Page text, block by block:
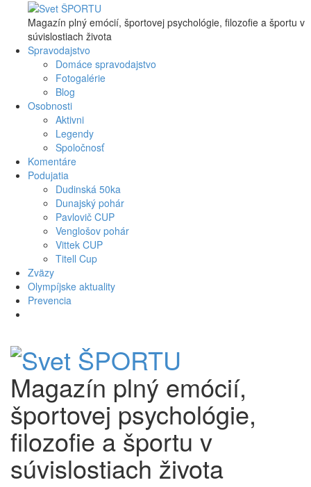
Skip to main content
Magazín plný emócií, športovej psychológie, filozofie a športu v
súvislostiach života
Spravodajstvo
Domáce spravodajstvo
Fotogalérie
Blog
Osobnosti
Aktivni
Legendy
Spoločnosť
Komentáre
Podujatia
Dudinská 50ka
Dunajský pohár
Pavlovič CUP
Venglošov pohár
Vittek CUP
Titell Cup
Zväzy
Olympíjske aktuality
Prevencia
Magazín plný emócií,
športovej psychológie,
filozofie a športu v
súvislostiach života
to
content